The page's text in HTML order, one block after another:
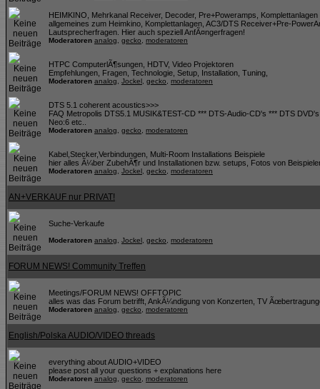
HEIMKINO, Mehrkanal Receiver, Decoder, Pre+Poweramps, Komplettanlagen
allgemeines zum Heimkino, Komplettanlagen, AC3/DTS Receiver+Pre-
Lautsprecherfragen. Hier auch speziell AnfÃ¤ngerfragen!
Moderatoren analog gecko moderatoren
HTPC ComputerlÃ¶sungen, HDTV, Video Projektoren
Empfehlungen, Fragen, Technologie, Setup, Installation, Tuning,
Moderatoren analog Jockel gecko moderatoren
DTS 5.1 coherent acoustics>>>
FAQ Metropolis DTS5.1 MUSIK&TEST-CD *** DTS-Audio-CD's *** DTS
Neo:6 etc..
Moderatoren analog gecko moderatoren
Kabel,Stecker,Verbindungen, Multi-Room Installations Beispiele
hier alles Ã¼ber ZubehÃ¶r und Installationen bzw. setups, Fotos von
Moderatoren analog Jockel gecko moderatoren
AN+VERKAUF nur PRIVAT!
Suche-Verkaufe
Moderatoren analog Jockel gecko moderatoren
FORUM NEWS! Community Treffen
Meetings/FORUM NEWS! OFFTOPIC
alles was das Forum betrifft, AnkÃ¼ndigung von Konzerten, TV
Moderatoren analog gecko moderatoren
English/Polska AUDIO/VIDEO threads
everything about AUDIO+VIDEO
please post all your questions + explanations here
Moderatoren analog gecko moderatoren